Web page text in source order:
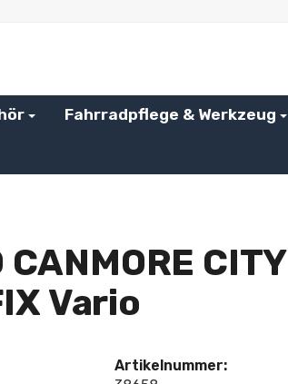
Fahrradpflege & Werkzeug
CITY
Vario
Artikelnummer: